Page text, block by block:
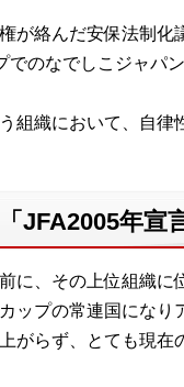
が絡んだ安保法制
のなでしこジャパ
組織において、自
JFA2005年宣
に、その上位組織
ップの常連国にな
がらず、とても現在